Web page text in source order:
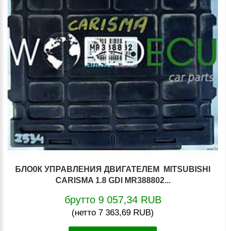
БЛО0К УПРАВЛЕНИЯ ДВИГАТЕЛЕМ MITSUBISHI
CARISMA 1.8 GDI MR388802...
брутто 9 057,34 RUB
(нетто 7 363,69 RUB)